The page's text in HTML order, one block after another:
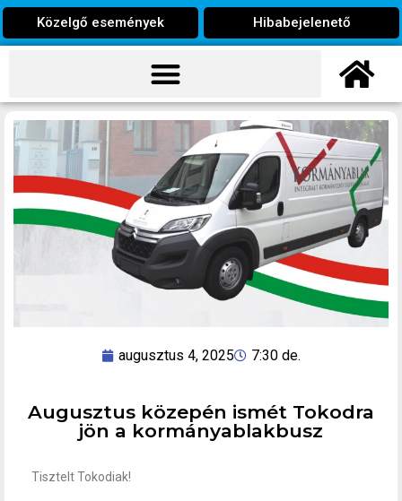
Közelgő események Hibabejelenető
augusztus 4, 2025 7:30 de.
Augusztus közepén ismét Tokodra
jön a kormányablakbusz
Tisztelt Tokodiak!